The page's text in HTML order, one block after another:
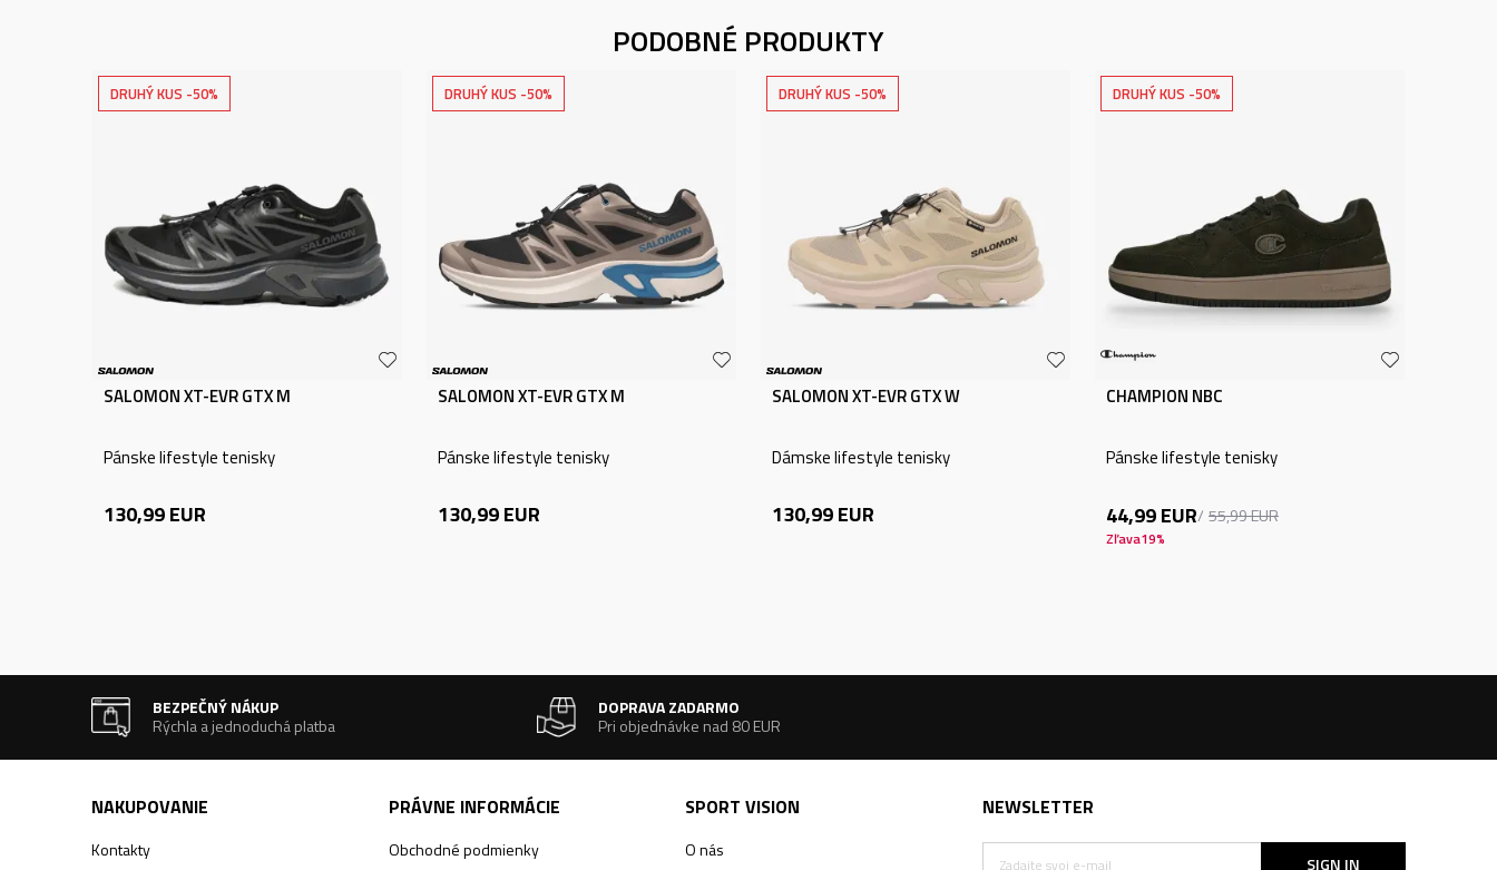
PODOBNÉ PRODUKTY
DRUHÝ KUS -50%
SALOMON XT-EVR GTX M
Pánske lifestyle tenisky
130,99EUR
DRUHÝ KUS -50%
SALOMON XT-EVR GTX M
Pánske lifestyle tenisky
130,99EUR
DRUHÝ KUS -50%
SALOMON XT-EVR GTX W
Dámske lifestyle tenisky
130,99EUR
DRUHÝ KUS -50%
CHAMPION NBC
Pánske lifestyle tenisky
44,99EUR 55,99EUR
Zľava19%
BEZPEČNÝ NÁKUP
Rýchla a jednoduchá platba
DOPRAVA ZADARMO
Pri objednávke nad 80 EUR
NAKUPOVANIE
Kontakty
PRÁVNE INFORMÁCIE
Obchodné podmienky
SPORT VISION
O nás
NEWSLETTER
SIGN IN